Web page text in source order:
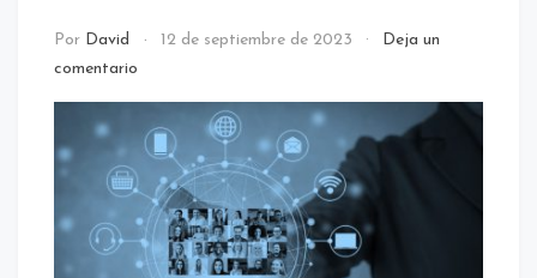
Por David 12 de septiembre de 2023
NOTICIAS
Deja un
comentario